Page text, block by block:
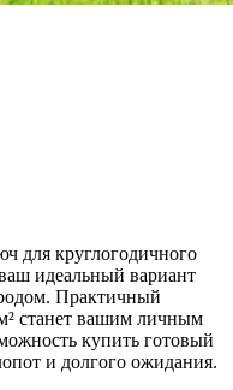
для круглогодичного
идеальный вариант
Практичный
станет вашим личным
купить готовый
и долгого ожидания.